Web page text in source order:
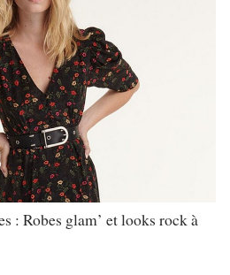
: Robes glam’ et looks rock à